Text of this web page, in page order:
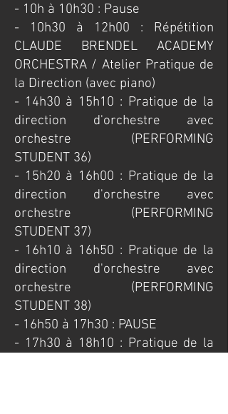
- 10h à 10h30 : Pause
- 10h30 à 12h00 : Répétition
CLAUDE BRENDEL ACADEMY
ORCHESTRA / Atelier Pratique de
la Direction (avec piano)
- 14h30 à 15h10 : Pratique de la
direction d'orchestre avec
orchestre (PERFORMING
STUDENT 36)
- 15h20 à 16h00 : Pratique de la
direction d'orchestre avec
orchestre (PERFORMING
STUDENT 37)
- 16h10 à 16h50 : Pratique de la
direction d'orchestre avec
orchestre (PERFORMING
STUDENT 38)
- 16h50 à 17h30 : PAUSE
- 17h30 à 18h10 : Pratique de la